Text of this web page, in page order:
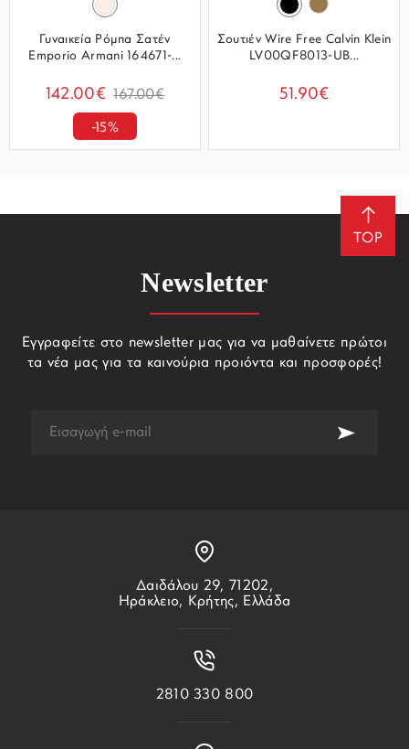
Γυναικεία Ρόμπα Σατέν
Emporio Armani 164671-...
142.00€ 167.00€
-15%
Σουτιέν Wire Free Calvin Klein
LV00QF8013-UB...
51.90€
TOP
Δαιδάλου 29, 71202,
Ηράκλειο, Κρήτης, Ελλάδα
2810 330 800
Newsletter
Εγγραφείτε στο newsletter μας για να μαθαίνετε πρώτοι
τα νέα μας για τα καινούρια προιόντα και προσφορές!